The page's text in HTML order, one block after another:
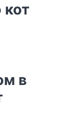
кот
в